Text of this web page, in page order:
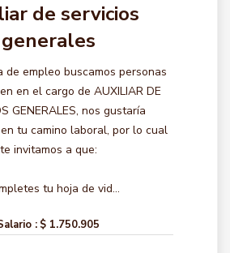
de servicios
generales
de empleo buscamos personas
en el cargo de AUXILIAR DE
GENERALES, nos gustaría
tu camino laboral, por lo cual
te invitamos a que:
tu hoja de vid...
: $ 1.750.905